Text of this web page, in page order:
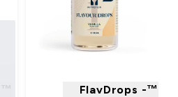
™FlavDrops -